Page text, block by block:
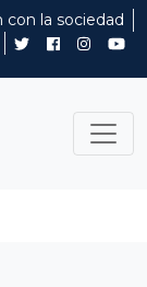
con la sociedad